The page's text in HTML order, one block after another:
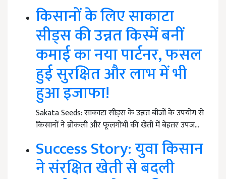
किसानों के लिए साकाटा
सीड्स की उन्नत किस्में बनीं
कमाई का नया पार्टनर, फसल
हुई सुरक्षित और लाभ में भी
हुआ इजाफा!
Sakata Seeds: साकाटा सीड्स के उन्नत बीजों के उपयोग से
किसानों ने ब्रोकली और फूलगोभी की खेती में बेहतर उपज…
Success Story: युवा किसान
ने संरक्षित खेती से बदली